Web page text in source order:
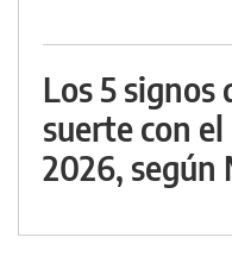
Los 5 signos
suerte con
2026,